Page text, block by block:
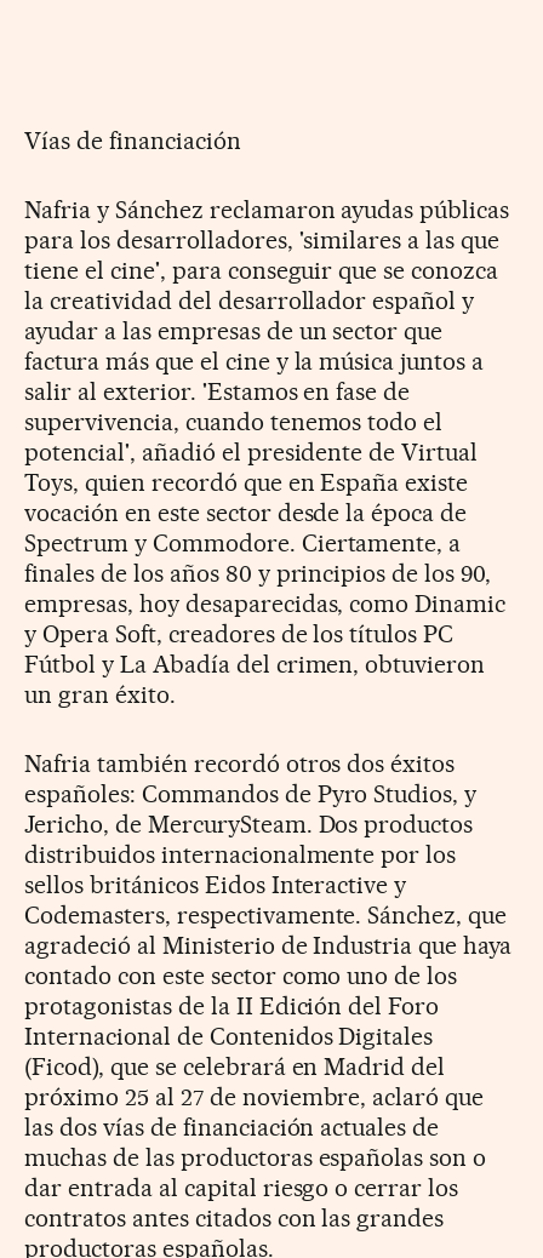
Vías de financiación
Nafria y Sánchez reclamaron ayudas públicas
para los desarrolladores, 'similares a las que
tiene el cine', para conseguir que se conozca
la creatividad del desarrollador español y
ayudar a las empresas de un sector que
factura más que el cine y la música juntos a
salir al exterior. 'Estamos en fase de
supervivencia, cuando tenemos todo el
potencial', añadió el presidente de Virtual
Toys, quien recordó que en España existe
vocación en este sector desde la época de
Spectrum y Commodore. Ciertamente, a
finales de los años 80 y principios de los 90,
empresas, hoy desaparecidas, como Dinamic
y Opera Soft, creadores de los títulos PC
Fútbol y La Abadía del crimen, obtuvieron
un gran éxito.
Nafria también recordó otros dos éxitos
españoles: Commandos de Pyro Studios, y
Jericho, de MercurySteam. Dos productos
distribuidos internacionalmente por los
sellos británicos Eidos Interactive y
Codemasters, respectivamente. Sánchez, que
agradeció al Ministerio de Industria que haya
contado con este sector como uno de los
protagonistas de la II Edición del Foro
Internacional de Contenidos Digitales
(Ficod), que se celebrará en Madrid del
próximo 25 al 27 de noviembre, aclaró que
las dos vías de financiación actuales de
muchas de las productoras españolas son o
dar entrada al capital riesgo o cerrar los
contratos antes citados con las grandes
productoras españolas.